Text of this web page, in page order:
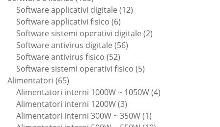
prodotti
Software applicativi digitale 1212
Software applicativi fisico 66
prodotti
Software sistemi operativi digitale 22
Software antivirus digitale 5656
Software antivirus fisico 5252
prodotti
Software sistemi operativi fisico 55
Alimentatori 6565
prodotti
Alimentatori interni 1000W ~ 1050W 44
Alimentatori interni 1200W 33
prodotti
Alimentatori interni 300W ~ 350W 11